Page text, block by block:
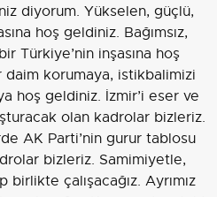
diyorum. Yükselen, güçlü,
hoş geldiniz. Bağımsız,
Türkiye’nin inşasına hoş
korumaya, istikbalimizi
hoş geldiniz. İzmir’i eser ve
olan kadrolar bizleriz.
AK Parti’nin gurur tablosu
bizleriz. Samimiyetle,
çalışacağız. Ayrımız